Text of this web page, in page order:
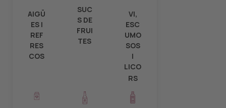
AIGÜ
ES I
REF
RES
COS
SUC
S DE
FRUI
TES
VI,
ESC
UMO
SOS
I
LICO
RS